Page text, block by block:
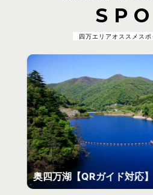
四万エリアオススメス
奥四万湖【QRガイド対応】